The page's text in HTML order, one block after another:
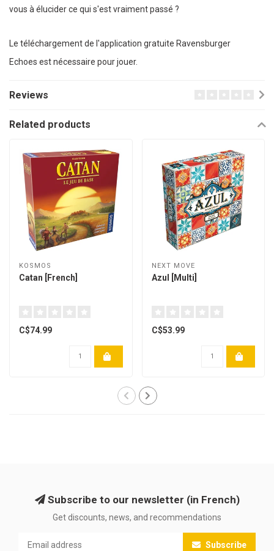
vous à élucider ce qui s'est vraiment passé ?
Le téléchargement de l'application gratuite Ravensburger
Echoes est nécessaire pour jouer.
Reviews
Related products
KOSMOS
Catan [French]
C$74.99
NEXT MOVE
Azul [Multi]
C$53.99
Subscribe to our newsletter (in French)
Get discounts, news, and recommendations
Subscribe